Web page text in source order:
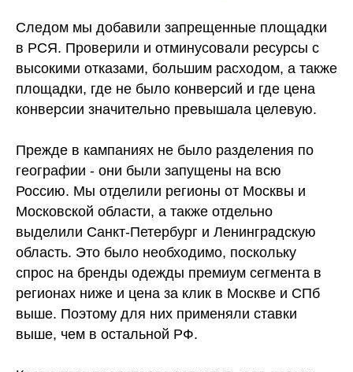
Следом мы добавили запрещенные площадки
в РСЯ. Проверили и отминусовали ресурсы с
высокими отказами, большим расходом, а также
площадки, где не было конверсий и где цена
конверсии значительно превышала целевую.
Прежде в кампаниях не было разделения по
географии - они были запущены на всю
Россию. Мы отделили регионы от Москвы и
Московской области, а также отдельно
выделили Санкт-Петербург и Ленинградскую
область. Это было необходимо, поскольку
спрос на бренды одежды премиум сегмента в
регионах ниже и цена за клик в Москве и СПб
выше. Поэтому для них применяли ставки
выше, чем в остальной РФ.